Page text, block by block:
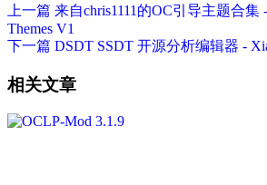
上一篇 来自chris1111的OC引导主题合集
Themes V1
下一篇 DSDT SSDT 开源分析编辑器 -
相关文章